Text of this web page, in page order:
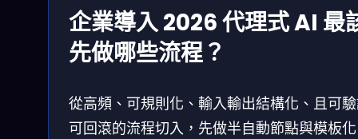
企業導入 2026 代理式 AI 最
先做哪些流程？
從高頻、可規則化、輸入輸出結構化、且可
可回滾的流程切入，先做半自動節點與模板